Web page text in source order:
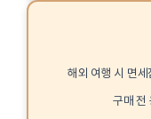
해외 여행 시 면
구매 전